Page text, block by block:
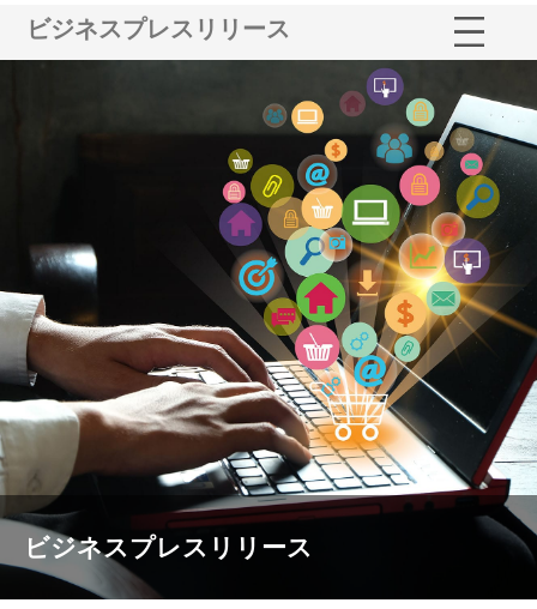
ビジネスプレスリリース
ビジネスプレスリリース